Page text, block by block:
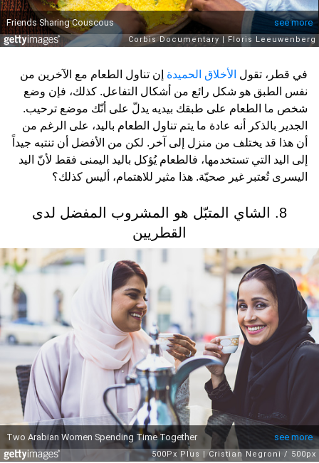
في قطر، تقول الأخلاق الحميدة إن تناول الطعام مع الآخرين من
نفس الطبق هو شكل رائع من أشكال التفاعل. كذلك، فإن وضع
شخص ما الطعام على طبقك بيديه يدلّ على أنّك موضع ترحيب.
الجدير بالذكر أنه عادة ما يتم تناول الطعام باليد، على الرغم من
أن هذا قد يختلف من منزل إلى آخر. لكن من الأفضل أن تنتبه جيداً
إلى اليد التي تستخدمها، فالطعام يُؤكل باليد اليمنى فقط لأنّ اليد
اليسرى تُعتبر غير صحيّة. هذا مثير للاهتمام، أليس كذلك؟
8. الشاي المتبّل هو المشروب المفضل لدى
القطريين